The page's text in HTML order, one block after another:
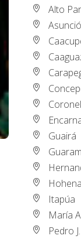
Alto
Guairá
Itapúa
María
Pedro